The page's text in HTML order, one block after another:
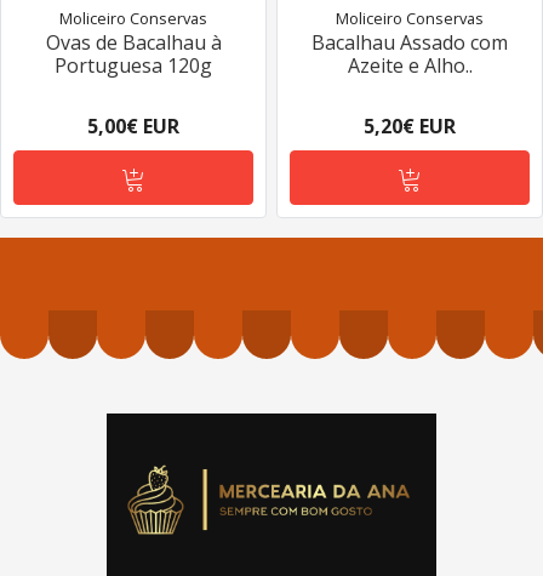
Moliceiro Conservas
Ovas de Bacalhau à
Portuguesa 120g
5,00€ EUR
Moliceiro Conservas
Bacalhau Assado com
Azeite e Alho..
5,20€ EUR